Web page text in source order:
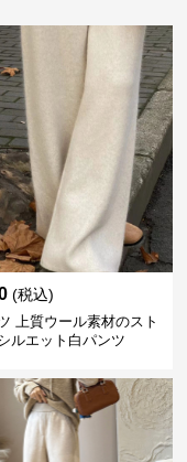
(税込)
上質ウール素材のスト
ルエット白パンツ